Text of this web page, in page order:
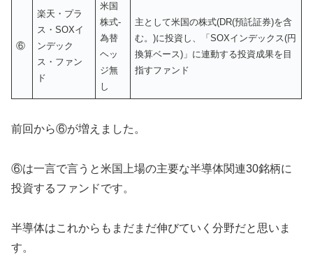
⑥
楽天・プラ
ス・SOXイ
ンデック
ス・ファン
ド
米国
株式-
為替
ヘッ
ジ無
し
主として米国の株式(DR(預託証券)を含
む。)に投資し、「SOXインデックス(円
換算ベース)」に連動する投資成果を目
指すファンド
前回から⑥が増えました。
⑥は一言で言うと米国上場の主要な半導体関連30銘柄に
投資するファンドです。
半導体はこれからもまだまだ伸びていく分野だと思いま
す。